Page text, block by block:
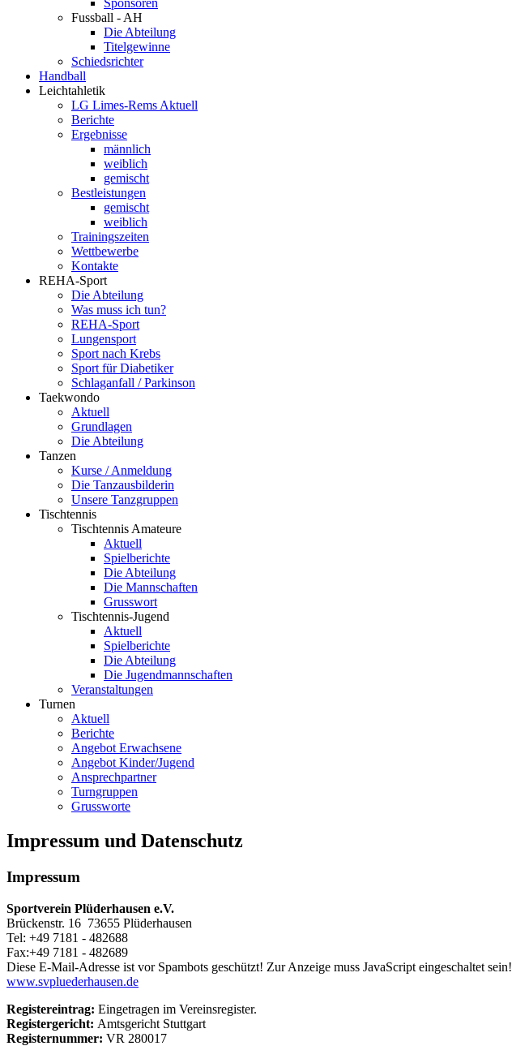
Sponsoren
Fussball - AH
Die Abteilung
Titelgewinne
Schiedsrichter
Handball
Leichtahletik
LG Limes-Rems Aktuell
Berichte
Ergebnisse
männlich
weiblich
gemischt
Bestleistungen
gemischt
weiblich
Trainingszeiten
Wettbewerbe
Kontakte
REHA-Sport
Die Abteilung
Was muss ich tun?
REHA-Sport
Lungensport
Sport nach Krebs
Sport für Diabetiker
Schlaganfall / Parkinson
Taekwondo
Aktuell
Grundlagen
Die Abteilung
Tanzen
Kurse / Anmeldung
Die Tanzausbilderin
Unsere Tanzgruppen
Tischtennis
Tischtennis Amateure
Aktuell
Spielberichte
Die Abteilung
Die Mannschaften
Grusswort
Tischtennis-Jugend
Aktuell
Spielberichte
Die Abteilung
Die Jugendmannschaften
Veranstaltungen
Turnen
Aktuell
Berichte
Angebot Erwachsene
Angebot Kinder/Jugend
Ansprechpartner
Turngruppen
Grussworte
Impressum und Datenschutz
Impressum
Sportverein Plüderhausen e.V.
Brückenstr. 16 73655 Plüderhausen
Tel: +49 7181 - 482688
Fax:+49 7181 - 482689
Diese E-Mail-Adresse ist vor Spambots geschützt! Zur Anzeige muss JavaScript eingeschaltet sein!
www.svpluederhausen.de
Registereintrag: Eingetragen im Vereinsregister.
Registergericht: Amtsgericht Stuttgart
Registernummer: VR 280017